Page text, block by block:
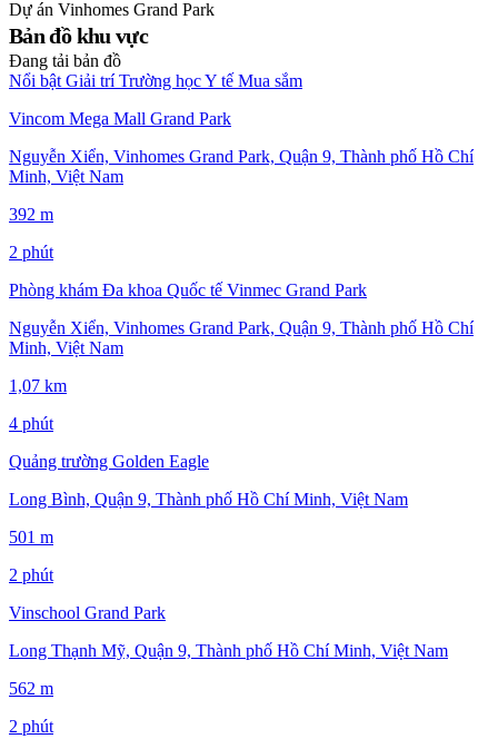
Dự án Vinhomes Grand Park
Bản đồ khu vực
Đang tải bản đồ
Nổi bật Giải trí Trường họcY tế Mua sắm
Vincom Mega Mall Grand Park
Nguyễn Xiển, Vinhomes Grand Park, Quận 9, Thành phố Hồ Chí
Minh, Việt Nam
392 m
2 phút
Phòng khám Đa khoa Quốc tế Vinmec Grand Park
Nguyễn Xiển, Vinhomes Grand Park, Quận 9, Thành phố Hồ Chí
Minh, Việt Nam
1,07 km
4 phút
Quảng trường Golden Eagle
Long Bình, Quận 9, Thành phố Hồ Chí Minh, Việt Nam
501 m
2 phút
Vinschool Grand Park
Long Thạnh Mỹ, Quận 9, Thành phố Hồ Chí Minh, Việt Nam
562 m
2 phút